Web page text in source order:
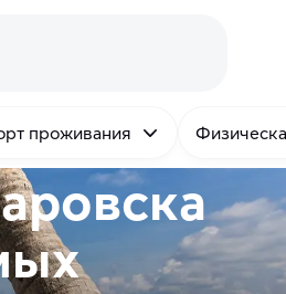
проживания